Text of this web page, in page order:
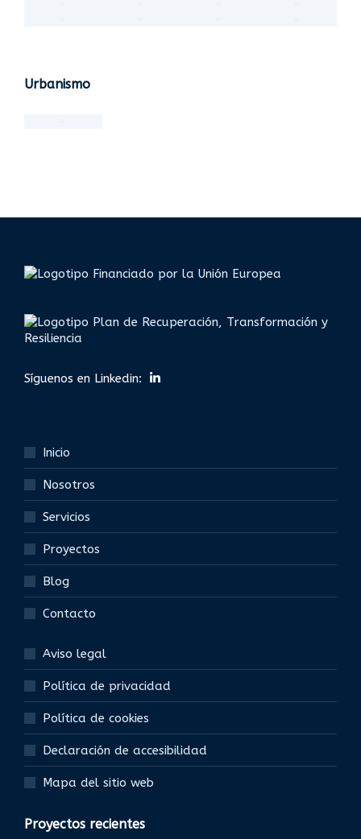
Urbanismo
Síguenos en Linkedin:
Inicio
Nosotros
Servicios
Proyectos
Blog
Contacto
Aviso legal
Política de privacidad
Política de cookies
Declaración de accesibilidad
Mapa del sitio web
Proyectos recientes